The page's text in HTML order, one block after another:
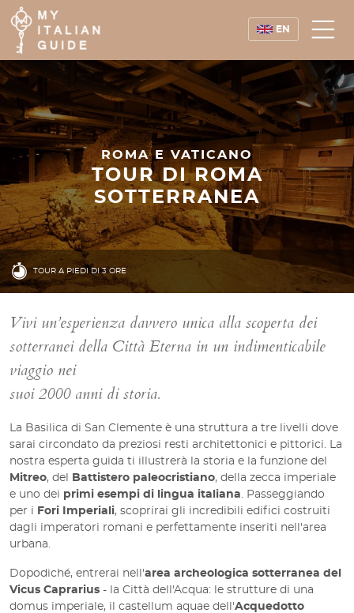
EN
ROMA E VATICANO
TOUR DI ROMA
SOTTERRANEA
TOUR A PIEDI DI 3 ORE
Vivi un’esperienza davvero unica alla scoperta dei
sotterranei della Città Eterna in un indimenticabile
viaggio nei
suoi 2000 anni di storia.
La Basilica di San Clemente è una struttura a tre livelli dove
sarai circondato da preziosi resti architettonici e pittorici. La
nostra esperta guida ti illustrerà la storia e la funzione del
Mitreo, del Battistero paleocristiano, della zecca imperiale
e uno dei primi esempi di lingua italiana . Passeggiando
per i Fori Imperiali, scoprirai gli incredibili edifici costruiti
dagli imperatori romani e perfettamente inseriti nell'area
urbana.
Dopodiché, entrerai nell'area archeologica sotterranea del
Vicus Caprarius - la Città dell'Acqua: le strutture di una
domus imperiale, il castellum aquae dell'Acquedotto